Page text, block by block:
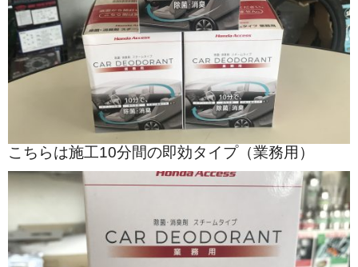
こちらは施工10分間の即効タイプ（業務用）